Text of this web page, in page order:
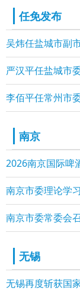
任免发布
吴炜任盐城市副
严汉平任盐城市
李佰平任常州市
南京
2026南京国际啤
南京市委理论学
南京市委常委会
无锡
无锡再度斩获国